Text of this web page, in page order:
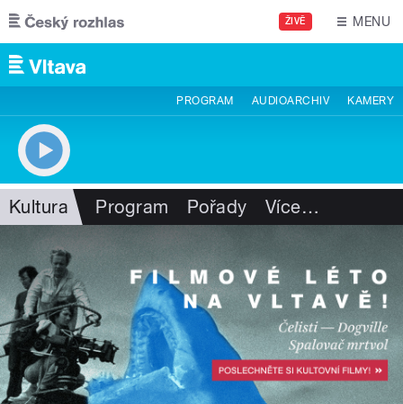
Přejít k hlavnímu obsahu
ŽIVĚ MENU
PROGRAM AUDIOARCHIV KAMERY
Kultura Program Pořady Více…